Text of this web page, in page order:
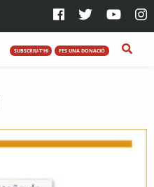
SUBSCRIU-T'HI FES UNA DONACIÓ